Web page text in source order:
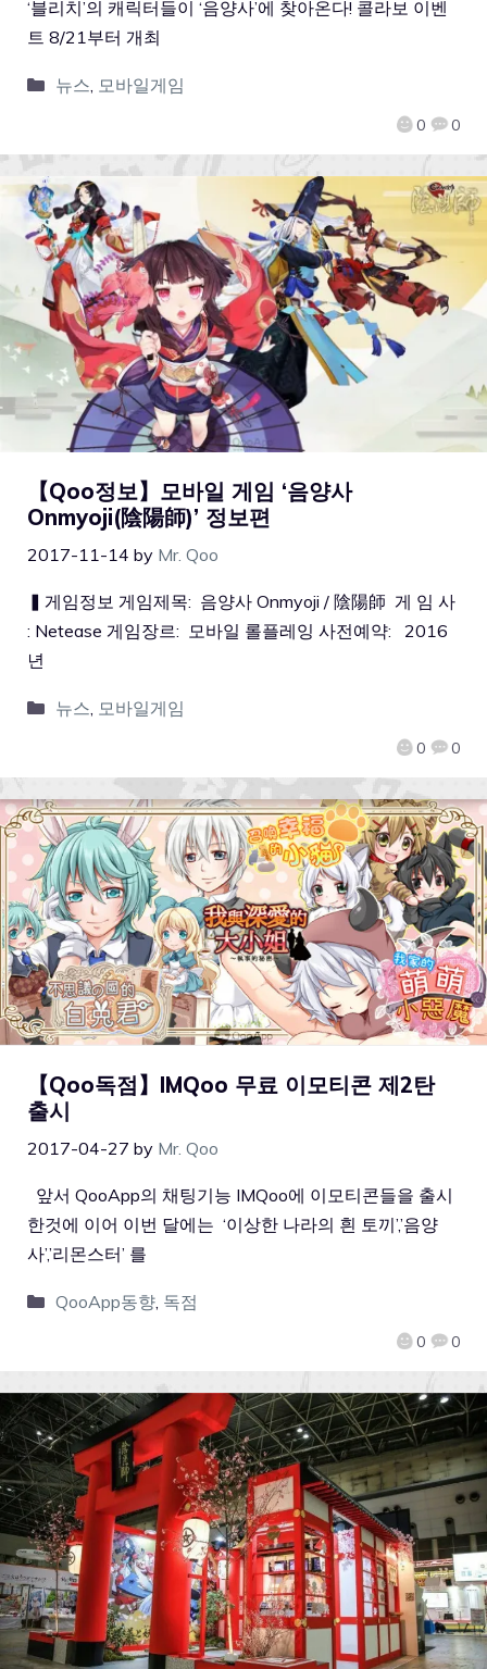
0 0
‘블리치’의 캐릭터들이 ‘음양사’에 찾아온다! 콜라보 이벤
트 8/21부터 개최
뉴스, 모바일게임
【Qoo정보】모바일 게임 ‘음양사
Onmyoji(陰陽師)’ 정보편
2017-11-14 by Mr. Qoo
0 0
▍게임정보 게임제목: 음양사 Onmyoji / 陰陽師 게 임 사
: Netease 게임장르: 모바일 롤플레잉 사전예약: 2016
년
뉴스 모바일게임
【Qoo독점】IMQoo 무료 이모티콘 제2탄
출시
2017-04-27 by Mr. Qoo
0 0
앞서 QooApp의 채팅기능 IMQoo에 이모티콘들을 출시
한것에 이어 이번 달에는 ‘이상한 나라의 흰 토끼’,’음양
사’,’리몬스터’ 를
QooApp동향, 독점